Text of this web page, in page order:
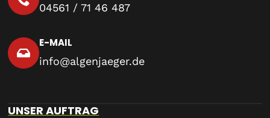
04561 / 71 46 487
E-MAIL
info@algenjaeger.de
UNSER AUFTRAG